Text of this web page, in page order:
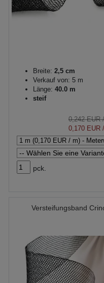
Breite: 2,5 cm
Verkauf von: 5 m
Länge: 40.0 m
steif
0,242 EUR/
0,170 EUR
pck.
Versteifungsband